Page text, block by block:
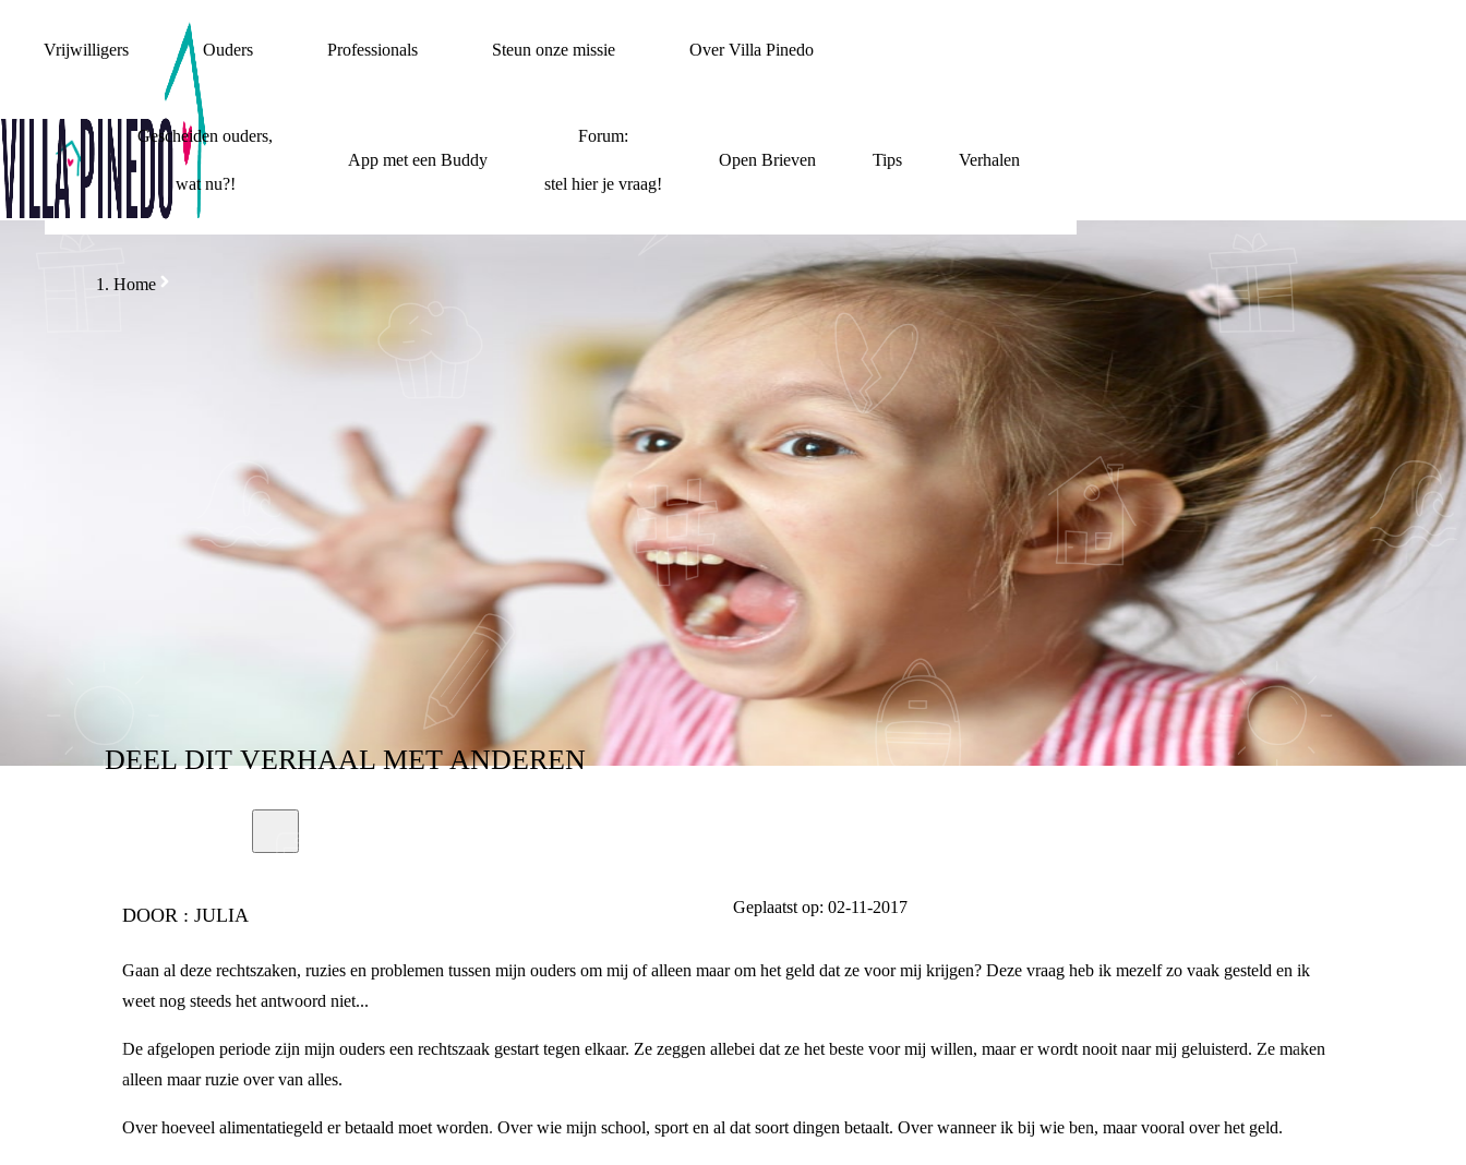
Vrijwilligers Ouders Professionals Steun onze missie Over Villa Pinedo
Gescheiden ouders,
wat nu?!
App met een Buddy
Forum:
stel hier je vraag!
Open Brieven Tips Verhalen
Home
DOET MIJN MENING ER NOG TOE?
DEELDIT VERHAALMET ANDEREN
DOOR : JULIA Geplaatst op: 02-11-2017
Gaan al deze rechtszaken, ruzies en problemen tussen mijn ouders om mij of alleen maar om het geld dat ze voor mij krijgen? Deze vraag heb ik mezelf zo vaak gesteld en ik
weet nog steeds het antwoord niet...
De afgelopen periode zijn mijn ouders een rechtszaak gestart tegen elkaar. Ze zeggen allebei dat ze het beste voor mij willen, maar er wordt nooit naar mij geluisterd. Ze maken
alleen maar ruzie over van alles.
Over hoeveel alimentatiegeld er betaald moet worden. Over wie mijn school, sport en al dat soort dingen betaalt. Over wanneer ik bij wie ben, maar vooral over het geld.